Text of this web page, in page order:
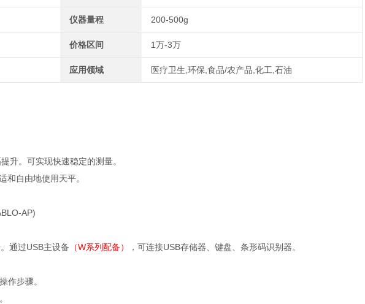
仪器量程 200-500g
价格区间 1万-3万
应用领域 医疗卫生,环保,食品/农产品,化工,石油
升。可实现快速稳定的测量。
和自由地使用天平。
AP)
通过USB主设备 （W系列配备） ，可连接USB存储器、键盘、条形码识别器。
作步骤。